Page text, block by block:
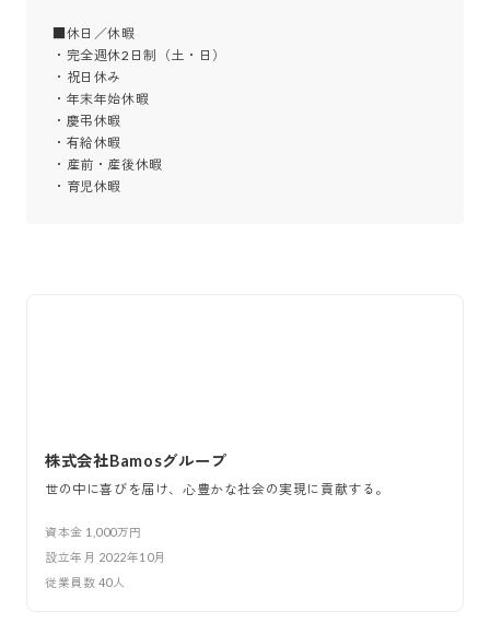
■休日／休暇
・完全週休2日制（土・日）
・祝日休み
・年末年始休暇
・慶弔休暇
・有給休暇
・産前・産後休暇
・育児休暇
株式会社Bamosグループ
世の中に喜びを届け、心豊かな社会の実現に貢献する。
資本金 1,000万円
設立年月 2022年10月
従業員数 40人